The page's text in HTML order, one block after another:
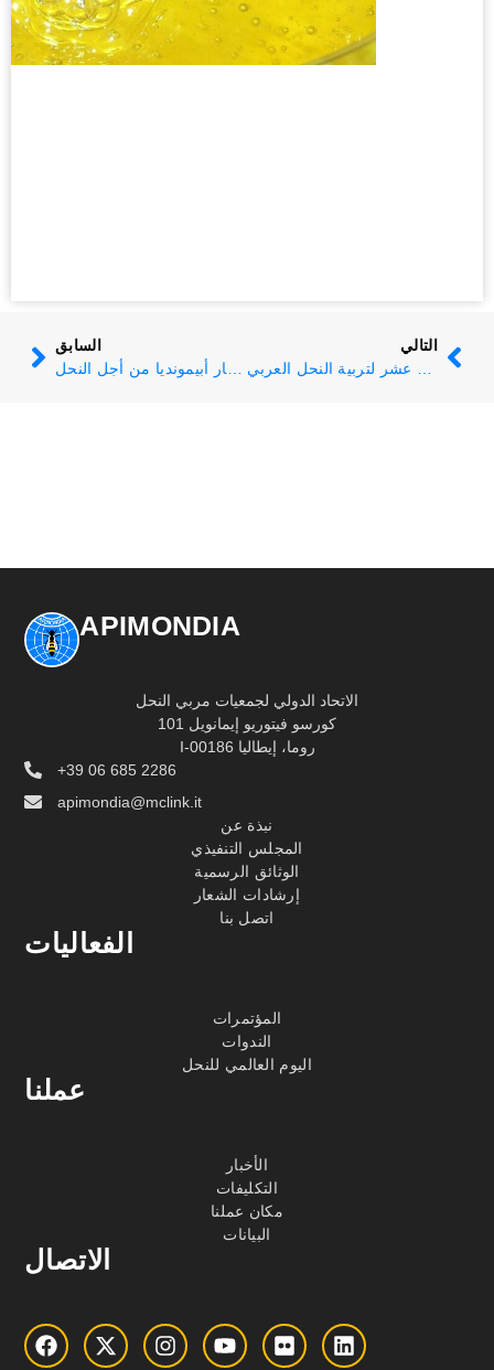
السابق
حملة أشجار أبيمونديا من أجل النحل
التالي
APIMONDIA
الاتحاد الدولي لجمعيات مربي النحل
كورسو فيتوريو إيمانويل 101
I-00186 روما، إيطاليا
+39 06 685 2286
apimondia@mclink.it
نبذة عن
المجلس التنفيذي
الوثائق الرسمية
إرشادات الشعار
اتصل بنا
الفعاليات
المؤتمرات
الندوات
اليوم العالمي للنحل
عملنا
الأخبار
التكليفات
مكان عملنا
البيانات
الاتصال